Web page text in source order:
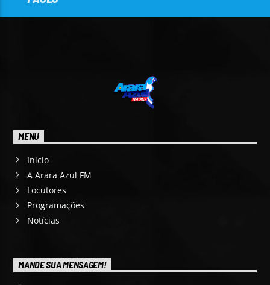
MENU
Início
A Arara Azul FM
Locutores
Programações
Notícias
MANDE SUA MENSAGEM!